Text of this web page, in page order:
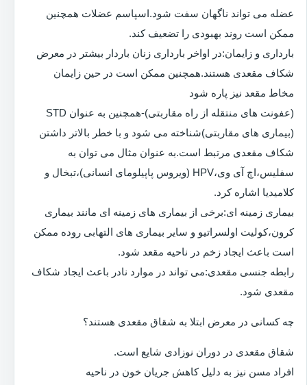
عضله می تواند ناگهان سفت شود.اسپاسم عضلات همچنین
ممکن است روند بهبودی را تضعیف کند.
بارداری و زایمان:در اواخر بارداری زنان باردار بیشتر در معرض
شکاف مقعدی هستند.همچنین ممکن است در حین زایمان
مخاط مقعد نیز پاره شود
(عفونت های منتقله از راه مقاربتی)-همچنین به عنوان STD
(بیماری های مقاربتی)شناخته می شود و با خطر بالاتر داشتن
شکاف مقعدی مرتبط است.به عنوان مثال می توان به
سفلیس،اچ آی وی،HPV (ویروس پاپیلومای انسانی)،تبخال و
کلامیدیا اشاره کرد.
بیماری زمینه ای:برخی از بیماری های زمینه ای مانند بیماری
کرون،کولیت اولسراتیو و سایر بیماری های التهابی روده ممکن
است باعث ایجاد زخم در ناحیه مقعد شود.
رابطه جنسی مقعدی:می تواند در موارد نادر باعث ایجاد شکاف
مقعدی شود.
چه کسانی در معرض ابتلا به شقاق مقعدی هستند؟
شقاق مقعدی در دوران نوزادی شایع است.
افراد مسن نیز به دلیل کاهش جریان خون در ناحیه